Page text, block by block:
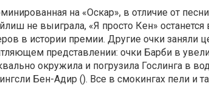
на «Оскар», в отличие от
не выиграла, «Я просто Кен» останется
в истории премии. Другие очки заняли
представлении: очки Барби в
окружила и погрузила Гослинга
Бен-Адир (). Все в смокингах пели